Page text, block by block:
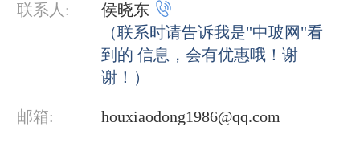
联系人: 侯晓东 
（联系时请告诉我是"中玻网"看
到的 信息，会有优惠哦！谢
谢！）
邮箱: houxiaodong1986@qq.com